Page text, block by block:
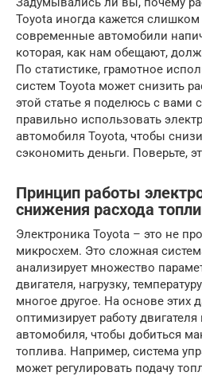
Toyota иногда кажется
современные автомобили
которая, как нам обещают,
По статистике, грамотное
систем Toyota может снизить
этой статье я поделюсь с вами
правильно использовать
автомобиля Toyota, чтобы
сэкономить деньги. Поверьте,
Принцип работы
снижения расхода
Электроника Toyota – это не
микросхем. Это сложная
анализирует множество
двигателя, нагрузку,
многое другое. На основе этих
оптимизирует работу двигателя
автомобиля, чтобы добиться
топлива. Например, система
может регулировать подачу